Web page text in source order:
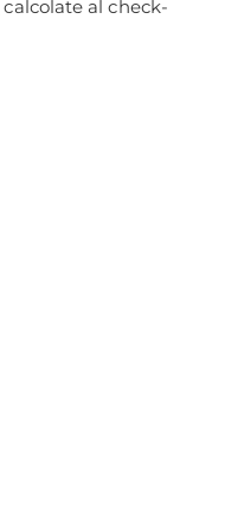
calcolate al check-